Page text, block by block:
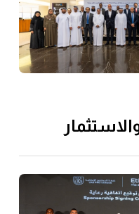
اتفاقية مع
ولانتانيا